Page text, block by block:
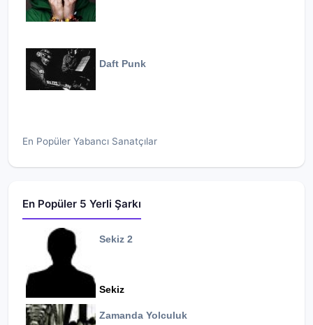
Daft Punk
En Popüler Yabancı Sanatçılar
En Popüler 5 Yerli Şarkı
Sekiz 2
Sekiz
Zamanda Yolculuk